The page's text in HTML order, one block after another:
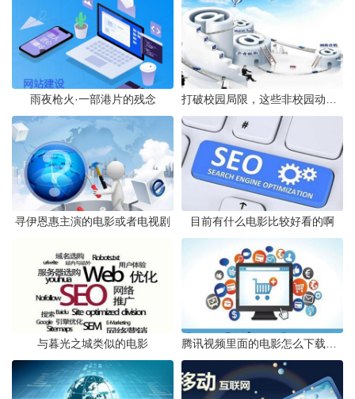
雨夜枪火·一部港片的残念
寻伊恩惠主演的电影或者电视剧 目前有什么电影比较好看的啊
与暮光之城类似的电影